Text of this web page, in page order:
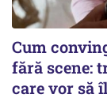
Cum
fără scene:
care vor să